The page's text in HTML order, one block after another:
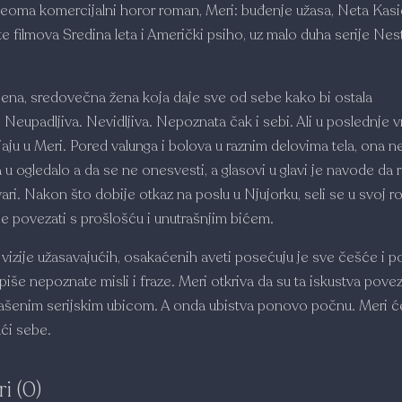
komercijalni horor roman, Meri: buđenje užasa, Neta
filmova Sredina leta i Američki psiho, uz malo duha serije
sredovečna žena koja daje sve od sebe kako bi ostala
Nevidljiva. Nepoznata čak i sebi. Ali u poslednje
u Meri. Pored valunga i bolova u raznim delovima tela, ona
ogledalo a da se ne onesvesti, a glasovi u glavi je navode da
Nakon što dobije otkaz na poslu u Njujorku, seli se u svoj
povezati s prošlošću i unutrašnjim bićem.
užasavajućih, osakaćenih aveti posećuju je sve češće i
nepoznate misli i fraze. Meri otkriva da su ta iskustva
serijskim ubicom. A onda ubistva ponovo počnu. Meri
sebe.
(0)